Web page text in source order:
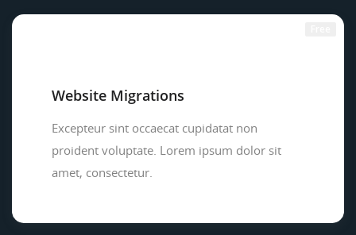
Website Migrations
Excepteur sint occaecat cupidatat non
proident voluptate. Lorem ipsum dolor sit
amet, consectetur.